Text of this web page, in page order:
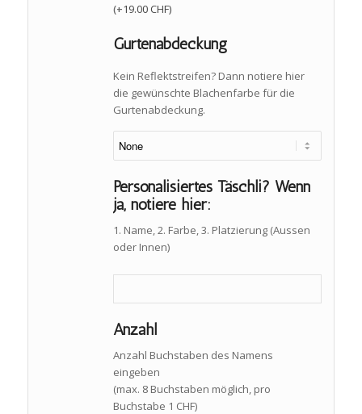
(+19.00 CHF)
Gurtenabdeckung
Kein Reflektstreifen? Dann notiere hier
die gewünschte Blachenfarbe für die
Gurtenabdeckung.
Personalisiertes Täschli? Wenn
ja, notiere hier:
1. Name, 2. Farbe, 3. Platzierung (Aussen
oder Innen)
Anzahl
Anzahl Buchstaben des Namens
eingeben
(max. 8 Buchstaben möglich, pro
Buchstabe 1 CHF)